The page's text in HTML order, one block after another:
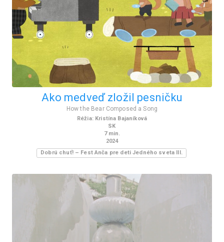
Ako medveď zložil pesničku
How the Bear Composed a Song
Réžia: Kristína Bajaníková
SK
7 min.
2024
Dobrú chuť! – Fest Anča pre deti Jedného sveta III.